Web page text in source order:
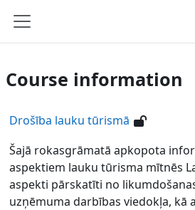
Side panel
Course information
Drošība lauku tūrismā
Šajā rokasgrāmatā apkopota
aspektiem lauku tūrisma mītnēs
aspekti pārskatīti no
uzņēmuma darbības viedokļa, kā